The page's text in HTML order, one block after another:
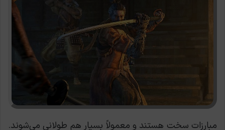
مبارزات سخت هستند و معمولاً بسیار هم طولانی می‌شوند.